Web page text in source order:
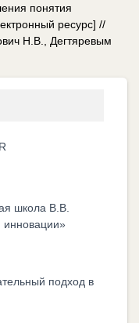
понятия
ресурс] //
Н.В., Дегтяревым
школа В.В.
инновации»
подход в